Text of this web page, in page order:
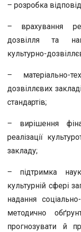
– розробка
– врахування
дозвілля та
культурно-
– матеріально-
дозвіллєвих
стандартів;
– вирішення
реалізації
закладу;
– підтримка
культурній сфері
надання
методично
прогнозувати й